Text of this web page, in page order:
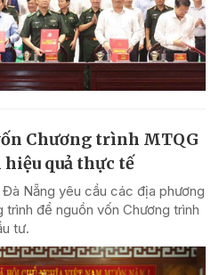
Chương trình MTQG
quả thực tế
Nẵng yêu cầu các địa phương
để nguồn vốn Chương trình
tư.